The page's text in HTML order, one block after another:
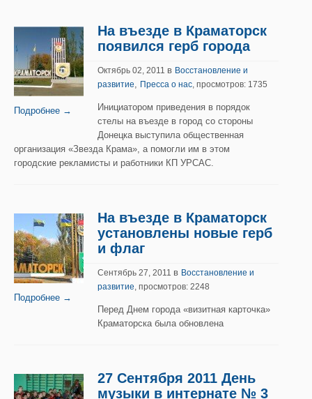
Подробнее →
На въезде в Краматорск
появился герб города
Октябрь 02, 2011 в Восстановление и
развитие
Пресса о нас , просмотров: 1735
Инициатором приведения в порядок
стелы на въезде в город со стороны
Донецка выступила общественная
организация «Звезда Крама», а помогли им в этом
городские рекламисты и работники КП УРСАС.
Подробнее →
На въезде в Краматорск
установлены новые герб
и флаг
Сентябрь 27, 2011 в Восстановление и
развитие , просмотров: 2248
Перед Днем города «визитная карточка»
Краматорска была обновлена
27 Сентября 2011 День
музыки в интернате № 3